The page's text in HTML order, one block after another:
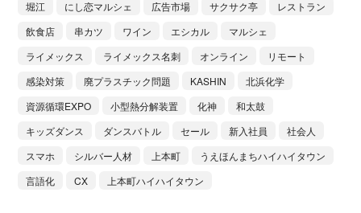
堀江
にし恋マルシェ 広告市場 サクサク亭
レストラン
飲食店
串カツ ワイン エシカル
マルシェ
ライメックス
ライメックス名刺 オンライン
リモート
感染対策
廃プラスチック問題 KASHIN
北浜化学
資源循環EXPO
小型熱分解装置 化神
和太鼓
キッズダンス
ダンスバトル セール 新入社員
社会人
スマホ
シルバー人材 上本町
うえほんまちハイハイタウン
言語化
CX 上本町ハイハイタウン